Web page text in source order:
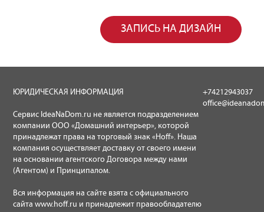
ЗАПИСЬ НА ДИЗАЙН
ЮРИДИЧЕСКАЯ ИНФОРМАЦИЯ
Сервис IdeaNaDom.ru не является подразделением
компании ООО «Домашний интерьер», которой
принадлежат права на торговый знак «Hoff». Наша
компания осуществляет доставку от своего имени
на основании агентского Договора между нами
(Агентом) и Принципалом.
Вся информация на сайте взята с официального
сайта www.hoff.ru и принадлежит правообладателю
+74212943037